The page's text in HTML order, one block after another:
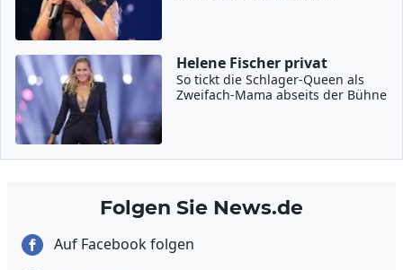
Helene Fischer privat
So tickt die Schlager-Queen als
Zweifach-Mama abseits der Bühne
Folgen Sie News.de
Auf Facebook folgen